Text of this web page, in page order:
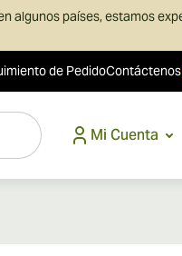
algunos países, estamos
de PedidoContáctenos
Mi Cuenta